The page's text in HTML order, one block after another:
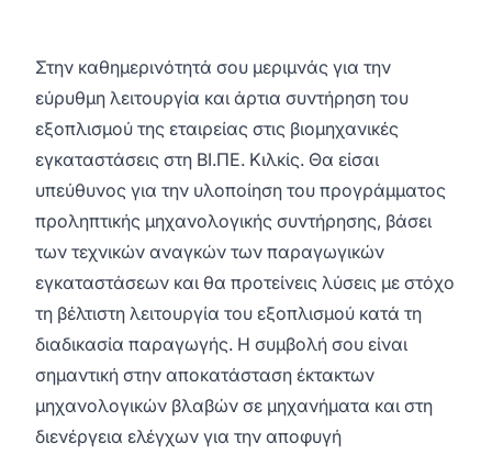
Στην καθημερινότητά σου μεριμνάς για την
εύρυθμη λειτουργία και άρτια συντήρηση του
εξοπλισμού της εταιρείας στις βιομηχανικές
εγκαταστάσεις στη ΒΙ.ΠΕ. Κιλκίς. Θα είσαι
υπεύθυνος για την υλοποίηση του προγράμματος
προληπτικής μηχανολογικής συντήρησης, βάσει
των τεχνικών αναγκών των παραγωγικών
εγκαταστάσεων και θα προτείνεις λύσεις με στόχο
τη βέλτιστη λειτουργία του εξοπλισμού κατά τη
διαδικασία παραγωγής. Η συμβολή σου είναι
σημαντική στην αποκατάσταση έκτακτων
μηχανολογικών βλαβών σε μηχανήματα και στη
διενέργεια ελέγχων για την αποφυγή